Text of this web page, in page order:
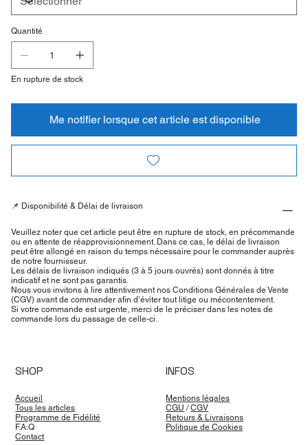
Quantité
En rupture de stock
Me notifier lorsque cet article est disponible
📌 Disponibilité & Délai de livraison
Veuillez noter que cet article peut être en rupture de stock, en précommande
ou en attente de réapprovisionnement. Dans ce cas, le délai de livraison
peut être allongé en raison du temps nécessaire pour le commander auprès
de notre fournisseur.
Les délais de livraison indiqués (3 à 5 jours ouvrés) sont donnés à titre
indicatif et ne sont pas garantis.
Nous vous invitons à lire attentivement nos Conditions Générales de Vente
(CGV) avant de commander afin d’éviter tout litige ou mécontentement.
Si votre commande est urgente, merci de le préciser dans les notes de
commande lors du passage de celle-ci.
SHOP
Accueil
Tous les articles
Programme de Fidélité
F.A.Q
Contact
INFOS
Mentions légales
CGU /CGV
Retours & Livraisons
Politique de Cookies